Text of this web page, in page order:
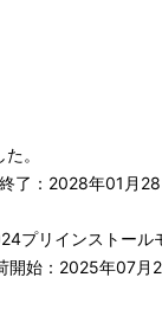
。
了：2028年01月
プリインストール
始：2025年07月